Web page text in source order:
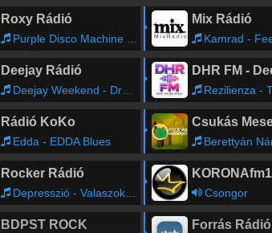
Roxy Rádió
Purple Disco Machine - Substitution feat. Kungs, Julian Perretta
Mix Rádió
Kamrad - Feel Alive (B
Deejay Rádió
Deejay Weekend - Dreamer Rezilienza - Toly
Rádió KoKo
Edda - EDDA Blues
Csukás
Berettyán Nándor - Hendók
Rocker Rádió
Depresszió - Valaszok Utan Csongor
BDPST ROCK Forrás Rádió